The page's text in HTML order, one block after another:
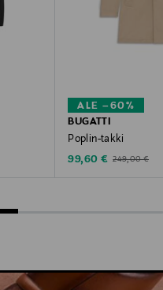
ALE –60%
BUGATTI
Poplin-takki
Discounted Price
99,60 € Original Price
249,00 €